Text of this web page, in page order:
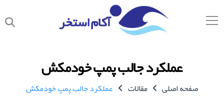
عملکرد جالب پمپ خودمکش
صفحه اصلی مقالات عملکرد جالب پمپ خودمکش